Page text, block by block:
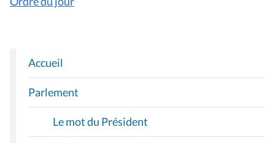
N
A
V
G
Accueil
Parlement
Le mot du Président